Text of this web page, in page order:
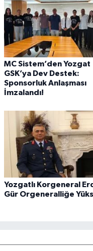
MC Sistem’den Yozgat
GSK’ya Dev Destek:
Sponsorluk Anlaşması
İmzalandı!
Yozgatlı Korgeneral
Gür Orgeneralliğe